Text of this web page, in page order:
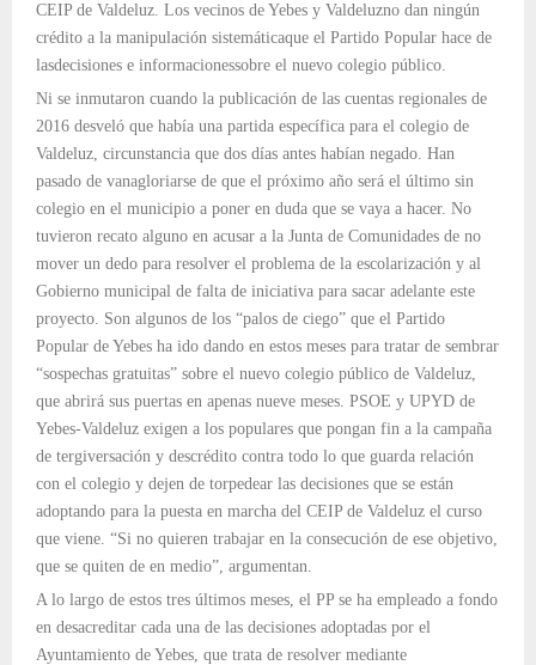
CEIP de Valdeluz. Los vecinos de Yebes y Valdeluzno dan ningún
crédito a la manipulación sistemáticaque el Partido Popular hace de
lasdecisiones e informacionessobre el nuevo colegio público.
Ni se inmutaron cuando la publicación de las cuentas regionales de
2016 desveló que había una partida específica para el colegio de
Valdeluz, circunstancia que dos días antes habían negado. Han
pasado de vanagloriarse de que el próximo año será el último sin
colegio en el municipio a poner en duda que se vaya a hacer. No
tuvieron recato alguno en acusar a la Junta de Comunidades de no
mover un dedo para resolver el problema de la escolarización y al
Gobierno municipal de falta de iniciativa para sacar adelante este
proyecto. Son algunos de los “palos de ciego” que el Partido
Popular de Yebes ha ido dando en estos meses para tratar de sembrar
“sospechas gratuitas” sobre el nuevo colegio público de Valdeluz,
que abrirá sus puertas en apenas nueve meses. PSOE y UPYD de
Yebes-Valdeluz exigen a los populares que pongan fin a la campaña
de tergiversación y descrédito contra todo lo que guarda relación
con el colegio y dejen de torpedear las decisiones que se están
adoptando para la puesta en marcha del CEIP de Valdeluz el curso
que viene. “Si no quieren trabajar en la consecución de ese objetivo,
que se quiten de en medio”, argumentan.
A lo largo de estos tres últimos meses, el PP se ha empleado a fondo
en desacreditar cada una de las decisiones adoptadas por el
Ayuntamiento de Yebes, que trata de resolver mediante